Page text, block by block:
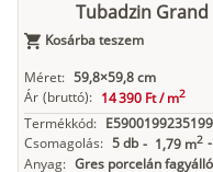
Tubadzin Grand
Kosárba teszem
Méret: 59,8×59,8 cm
Ár (bruttó): 14 390 Ft /m2
Termékkód: E5900199235199
Csomagolás: 5 db - 1,79 m2 -
Anyag: Gres porcelán fagyálló